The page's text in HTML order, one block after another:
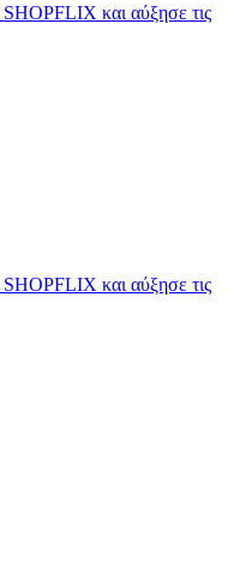
και αύξησε τις
και αύξησε τις